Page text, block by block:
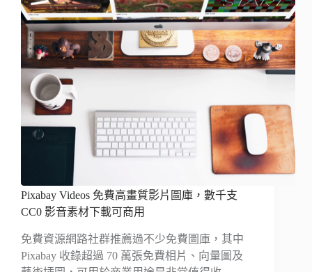
Pixabay Videos 免費高畫質影片圖庫，數千支
CC0 影音素材下載可商用
免費資源網路社群推薦過不少免費圖庫，其中
Pixabay 收錄超過 70 萬張免費相片、向量圖及